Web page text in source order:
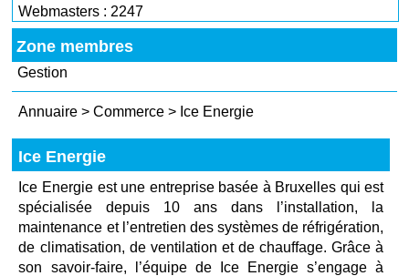
Webmasters : 2247
Zone membres
Gestion
Annuaire >Commerce > Ice Energie
Ice Energie
Ice Energie est une entreprise basée à Bruxelles qui est
spécialisée depuis 10 ans dans l’installation, la
maintenance et l’entretien des systèmes de réfrigération,
de climatisation, de ventilation et de chauffage. Grâce à
son savoir-faire, l’équipe de Ice Energie s’engage à